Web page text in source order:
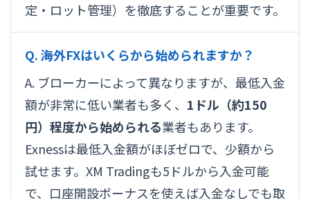
定・ロット管理）を徹底することが重要です。
Q. 海外FXはいくらから始められますか？
A. ブローカーによって異なりますが、最低入金
額が非常に低い業者も多く、 1ドル（約150
円）程度から始められる業者もあります。
Exnessは最低入金額がほぼゼロで、少額から
試せます。XM Tradingも5ドルから入金可能
で、口座開設ボーナスを使えば入金なしでも取